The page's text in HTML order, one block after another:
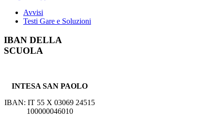
Avvisi
Testi Gare e Soluzioni
IBAN DELLA
SCUOLA
INTESA SAN PAOLO
IBAN: IT 55 X 03069 24515
100000046010